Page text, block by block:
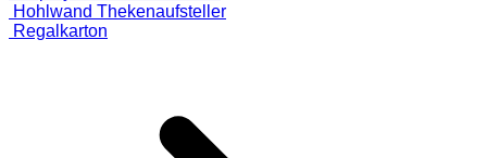
Hohlwand Thekenaufsteller
Regalkarton